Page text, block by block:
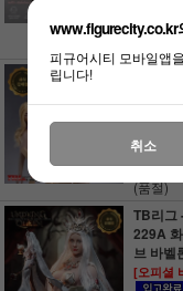
(품절)
여성형
[2종 중
(품절)
TB리그
229A
브 바벨
[오피셜
www.figurecity.co.kr
피규어시티 모바일앱
립니다!
취소